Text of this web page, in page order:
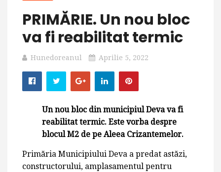
PRIMĂRIE. Un nou bloc
va fi reabilitat termic
Hunedoreanul Aprilie 5, 2022
Un nou bloc din municipiul Deva va fi
reabilitat termic. Este vorba despre
blocul M2 de pe Aleea Crizantemelor.
Primăria Municipiului Deva a predat astăzi,
constructorului, amplasamentul pentru